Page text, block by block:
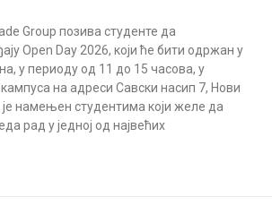
Group позива студенте да
Open Day 2026, који ће бити одржан у
у периоду од 11 до 15 часова, у
на адреси Савски насип 7, Нови
је намењен студентима који желе да
рад у једној од највећих